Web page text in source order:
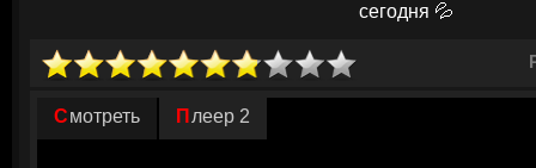
сегодня 💦
Смотреть Плеер 2